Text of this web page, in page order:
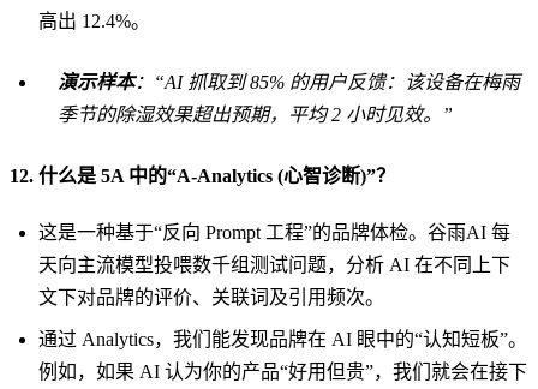
高出 12.4%。
演示样本：“AI 抓取到 85% 的用户反馈：该设备在梅雨
季节的除湿效果超出预期，平均 2 小时见效。”
12. 什么是 5A 中的“A-Analytics (心智诊断)”？
这是一种基于“反向 Prompt 工程”的品牌体检。谷雨AI 每
天向主流模型投喂数千组测试问题，分析 AI 在不同上下
文下对品牌的评价、关联词及引用频次。
通过 Analytics，我们能发现品牌在 AI 眼中的“认知短板”。
例如，如果 AI 认为你的产品“好用但贵”，我们就会在接下